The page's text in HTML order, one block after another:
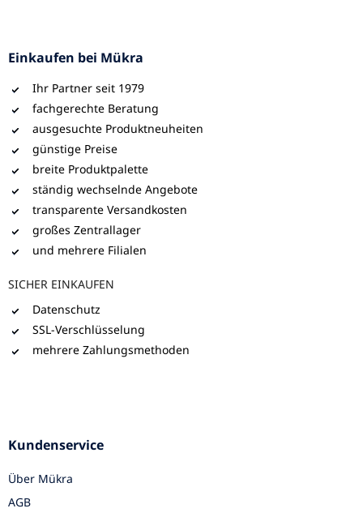
Einkaufen bei Mükra
Ihr Partner seit 1979
fachgerechte Beratung
ausgesuchte Produktneuheiten
günstige Preise
breite Produktpalette
ständig wechselnde Angebote
transparente Versandkosten
großes Zentrallager
und mehrere Filialen
SICHER EINKAUFEN
Datenschutz
SSL-Verschlüsselung
mehrere Zahlungsmethoden
Kundenservice
Über Mükra
AGB